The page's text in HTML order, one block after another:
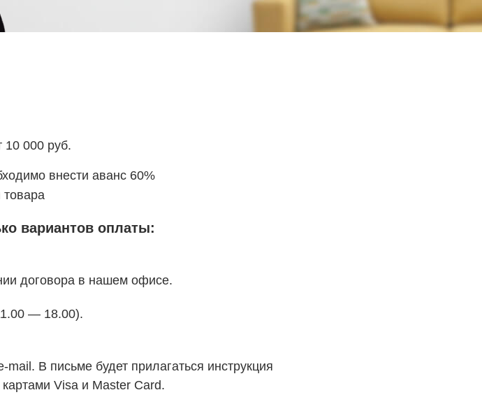
000 руб.
внести аванс 60%
товара
вариантов оплаты:
договора в нашем офисе.
— 18.00).
mail. В письме будет прилагаться инструкция
Visa и Master Card.